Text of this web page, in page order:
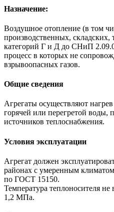
Назначение:
Воздушное отопление (в том
производственных,
категорий Г и Д до СНиП
процесс в которых не
взрывоопасных газов.
Общие сведения
Агрегаты осуществляют
горячей или перегретой
источников теплоснабжения.
Условия эксплуатации
Агрегат должен
районах с умеренным
по ГОСТ 15150.
Температура теплоносителя
1,2 МПа.